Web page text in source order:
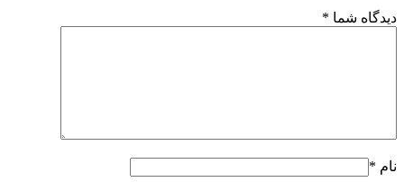
دیدگاه شما *
نام *